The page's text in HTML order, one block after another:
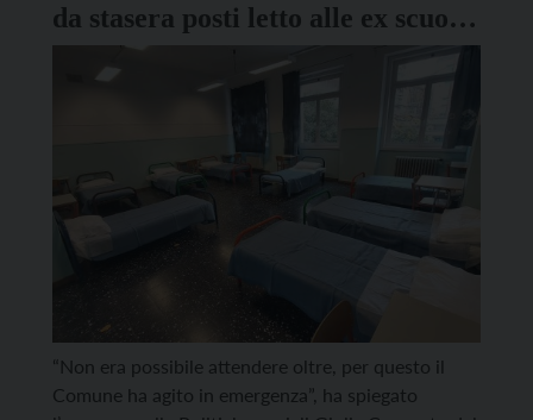
da stasera posti letto alle ex scuole
Bellesini
“Non era possibile attendere oltre, per questo il
Comune ha agito in emergenza”, ha spiegato